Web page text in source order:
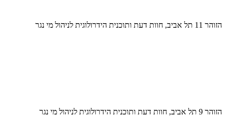
הזוהר 11 תל אביב, חוות דעת ותוכנית הידרולוגית לניהול מי נגר
הזוהר 9 תל אביב, חוות דעת ותוכנית הידרולוגית לניהול מי נגר